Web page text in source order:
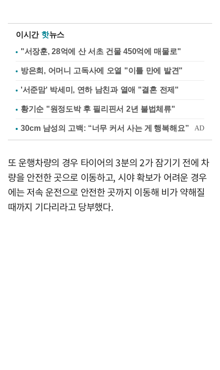
이시간 핫뉴스
"서장훈, 28억에 산 서초 건물 450억에 매물로"
방은희, 어머니 고독사에 오열 "이틀 만에 발견"
'서준맘' 박세미, 연하 남친과 열애 "결혼 전제"
황기순 "원정도박 후 필리핀서 2년 불법체류"
또 운행차량의 경우 타이어의 3분의 2가 잠기기 전에 차
량을 안전한 곳으로 이동하고, 시야 확보가 어려운 경우
에는 저속 운전으로 안전한 곳까지 이동해 비가 약해질
때까지 기다리라고 당부했다.